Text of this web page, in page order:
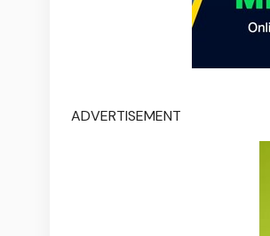
ADVERTISEMENT